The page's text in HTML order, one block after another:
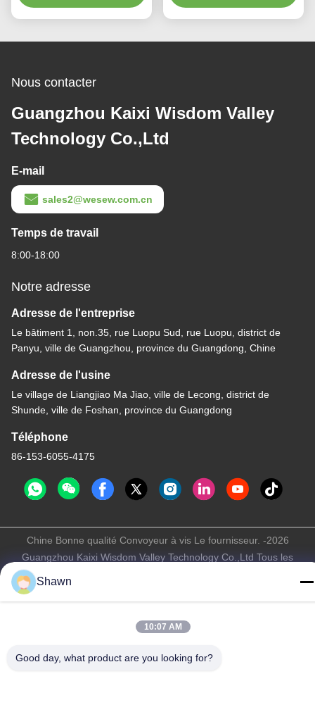
inoxydable de qualité
Nous contacter
Guangzhou Kaixi Wisdom Valley
Technology Co.,Ltd
E-mail
sales2@wesew.com.cn
Temps de travail
8:00-18:00
Notre adresse
Adresse de l'entreprise
Le bâtiment 1, non.35, rue Luopu Sud, rue Luopu, district de
Panyu, ville de Guangzhou, province du Guangdong, Chine
Adresse de l'usine
Le village de Liangjiao Ma Jiao, ville de Lecong, district de
Shunde, ville de Foshan, province du Guangdong
Téléphone
86-153-6055-4175
Chine Bonne qualité Convoyeur à vis Le fournisseur. -2026
Guangzhou Kaixi Wisdom Valley Technology Co.,Ltd Tous les
Shawn
10:07 AM
Good day, what product are you looking for?